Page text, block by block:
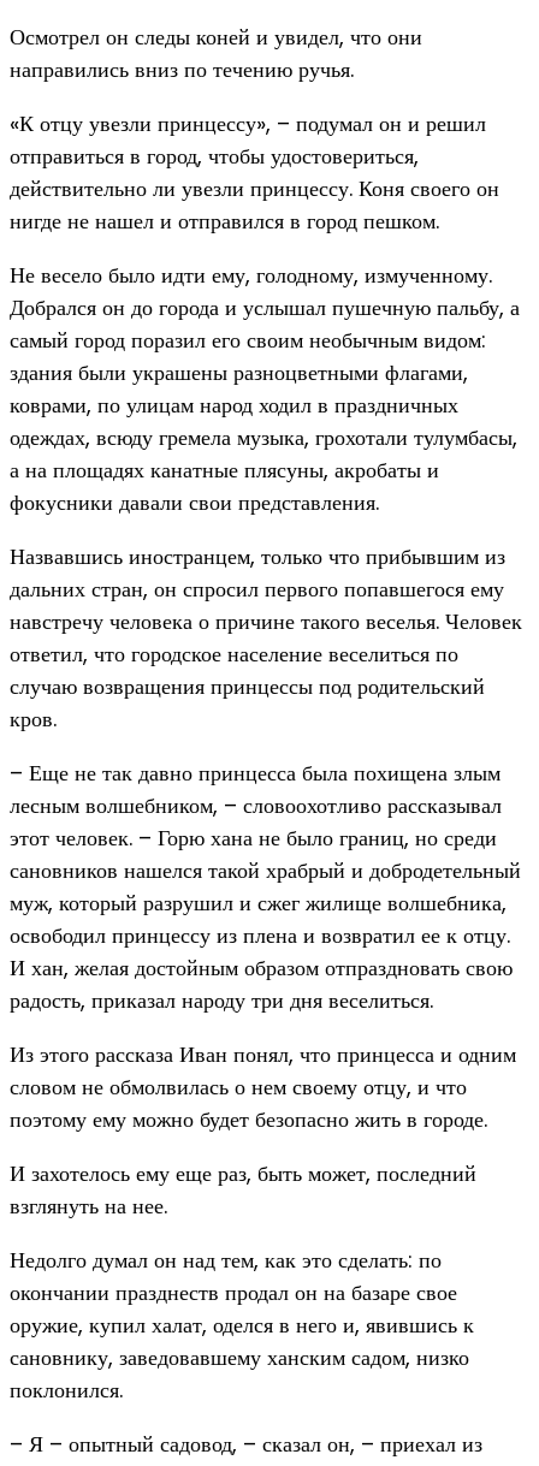
Осмотрел он следы коней и увидел, что они
направились вниз по течению ручья.
«К отцу увезли принцессу», – подумал он и решил
отправиться в город, чтобы удостовериться,
действительно ли увезли принцессу. Коня своего он
нигде не нашел и отправился в город пешком.
Не весело было идти ему, голодному, измученному.
Добрался он до города и услышал пушечную пальбу, а
самый город поразил его своим необычным видом:
здания были украшены разноцветными флагами,
коврами, по улицам народ ходил в праздничных
одеждах, всюду гремела музыка, грохотали тулумбасы,
а на площадях канатные плясуны, акробаты и
фокусники давали свои представления.
Назвавшись иностранцем, только что прибывшим из
дальних стран, он спросил первого попавшегося ему
навстречу человека о причине такого веселья. Человек
ответил, что городское население веселиться по
случаю возвращения принцессы под родительский
кров.
– Еще не так давно принцесса была похищена злым
лесным волшебником, – словоохотливо рассказывал
этот человек. – Горю хана не было границ, но среди
сановников нашелся такой храбрый и добродетельный
муж, который разрушил и сжег жилище волшебника,
освободил принцессу из плена и возвратил ее к отцу.
И хан, желая достойным образом отпраздновать свою
радость, приказал народу три дня веселиться.
Из этого рассказа Иван понял, что принцесса и одним
словом не обмолвилась о нем своему отцу, и что
поэтому ему можно будет безопасно жить в городе.
И захотелось ему еще раз, быть может, последний
взглянуть на нее.
Недолго думал он над тем, как это сделать: по
окончании празднеств продал он на базаре свое
оружие, купил халат, оделся в него и, явившись к
сановнику, заведовавшему ханским садом, низко
поклонился.
– Я – опытный садовод, – сказал он, – приехал из